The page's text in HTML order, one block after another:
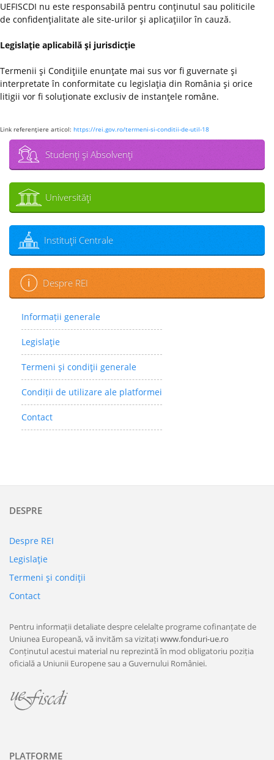
UEFISCDI nu este responsabilă pentru conţinutul sau politicile
de confidenţialitate ale site-urilor şi aplicaţiilor în cauză.
Legislaţie aplicabilă şi jurisdicţie
Termenii şi Condiţiile enunţate mai sus vor fi guvernate şi
interpretate în conformitate cu legislaţia din România şi orice
litigii vor fi soluţionate exclusiv de instanţele române.
Link referenţiere articol: https://rei.gov.ro/termeni-si-conditii-de-util-18
Studenţi şi Absolvenţi
Universităţi
Instituţii Centrale
Despre REI
Informații generale
Legislaţie
Termeni şi condiţii generale
Condiții de utilizare ale platformei
Contact
DESPRE
Despre REI
Legislaţie
Termeni şi condiţii
Contact
Pentru informații detaliate despre celelalte programe cofinanțate de
Uniunea Europeană, vă invităm sa vizitațiwww.fonduri-ue.ro
Conținutul acestui material nu reprezintă în mod obligatoriu poziția
oficială a Uniunii Europene sau a Guvernului României.
PLATFORME